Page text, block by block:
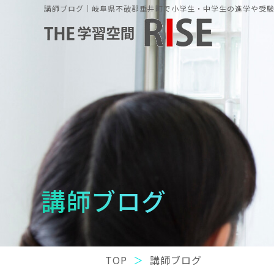
講師ブログ｜岐阜県不破郡垂井町で小学生・中学生の進学や受
講師ブログ
TOP 講師ブログ